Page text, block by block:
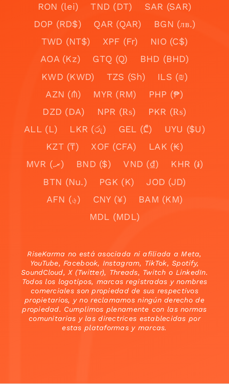
RON (lei)
TND (DT)
SAR (SAR)
DOP (RD$)
QAR (QAR)
BGN (лв.)
TWD (NT$)
XPF (Fr)
NIO (C$)
AOA (Kz)
GTQ (Q)
BHD (BHD)
KWD (KWD)
TZS (Sh)
ILS (₪)
AZN (₼)
MYR (RM)
PHP (₱)
DZD (DA)
NPR (₨)
PKR (₨)
ALL (L)
LKR (රු) GEL (₾)
UYU ($U)
KZT (₸)
XOF (CFA)
LAK (₭)
MVR (.ރ)
BND ($) VND (₫)
KHR (៛)
BTN (Nu.)
PGK (K)
JOD (JD)
AFN (؋)
CNY (¥)
BAM (KM)
MDL (MDL)
RiseKarma no está asociada ni afiliada a Meta,
YouTube, Facebook, Instagram, TikTok, Spotify,
SoundCloud, X (Twitter), Threads, Twitch o LinkedIn.
Todos los logotipos, marcas registradas y nombres
comerciales son propiedad de sus respectivos
propietarios, y no reclamamos ningún derecho de
propiedad. Cumplimos plenamente con las normas
comunitarias y las directrices establecidas por
estas plataformas y marcas.